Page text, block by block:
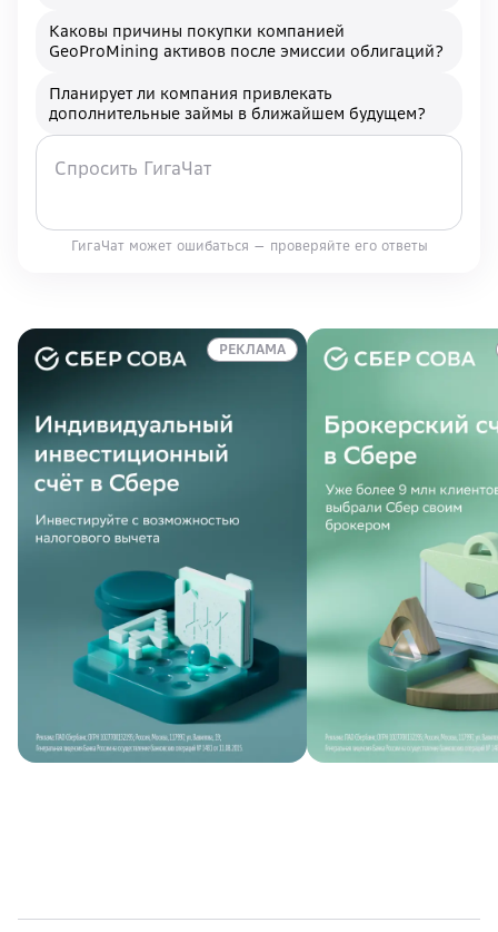
Каковы причины покупки компанией
GeoProMining активов после эмиссии облигаций?
Планирует ли компания привлекать
дополнительные займы в ближайшем будущем?
ГигаЧат может ошибаться — проверяйте его ответы
РЕКЛАМА